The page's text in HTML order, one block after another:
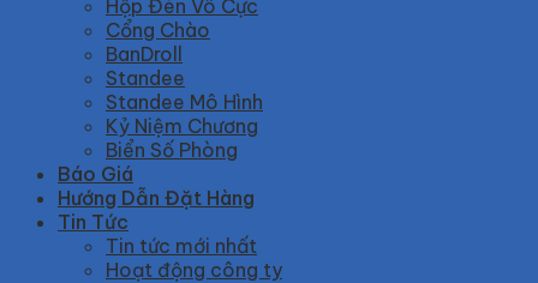
Hộp Đèn Vô Cực
Cổng Chào
BanDroll
Standee
Standee Mô Hình
Kỷ Niệm Chương
Biển Số Phòng
Báo Giá
Hướng Dẫn Đặt Hàng
Tin Tức
Tin tức mới nhất
Hoạt động công ty